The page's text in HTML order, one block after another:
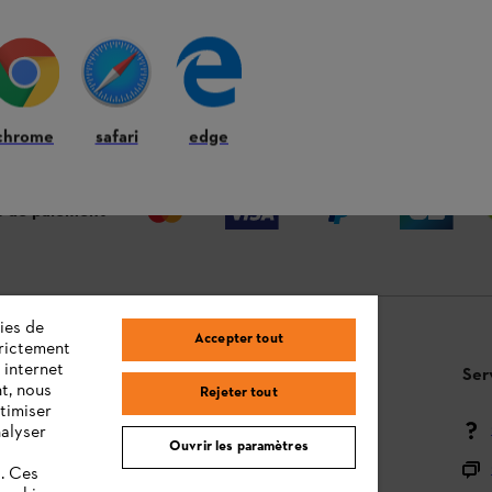
LIVRAISON À DOMICILE OU CHEZ
de paiement
Questions / Réponses
Moyens de paiement
Livraison
safari edge
de
internet
nous
Ces
Accepter tout
Rejeter tout
Ouvrir les paramètres